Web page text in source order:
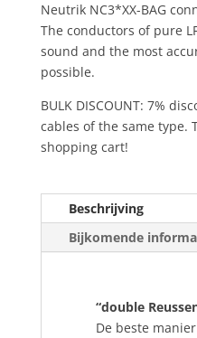
6m
en
10m
aantal
Neutrik NC3*XX-BAG
The conductors of pure
sound and the most
possible.
BULK DISCOUNT: 7%
cables of the same type.
shopping cart!
Beschrijving
Bijkomende
“double
De beste